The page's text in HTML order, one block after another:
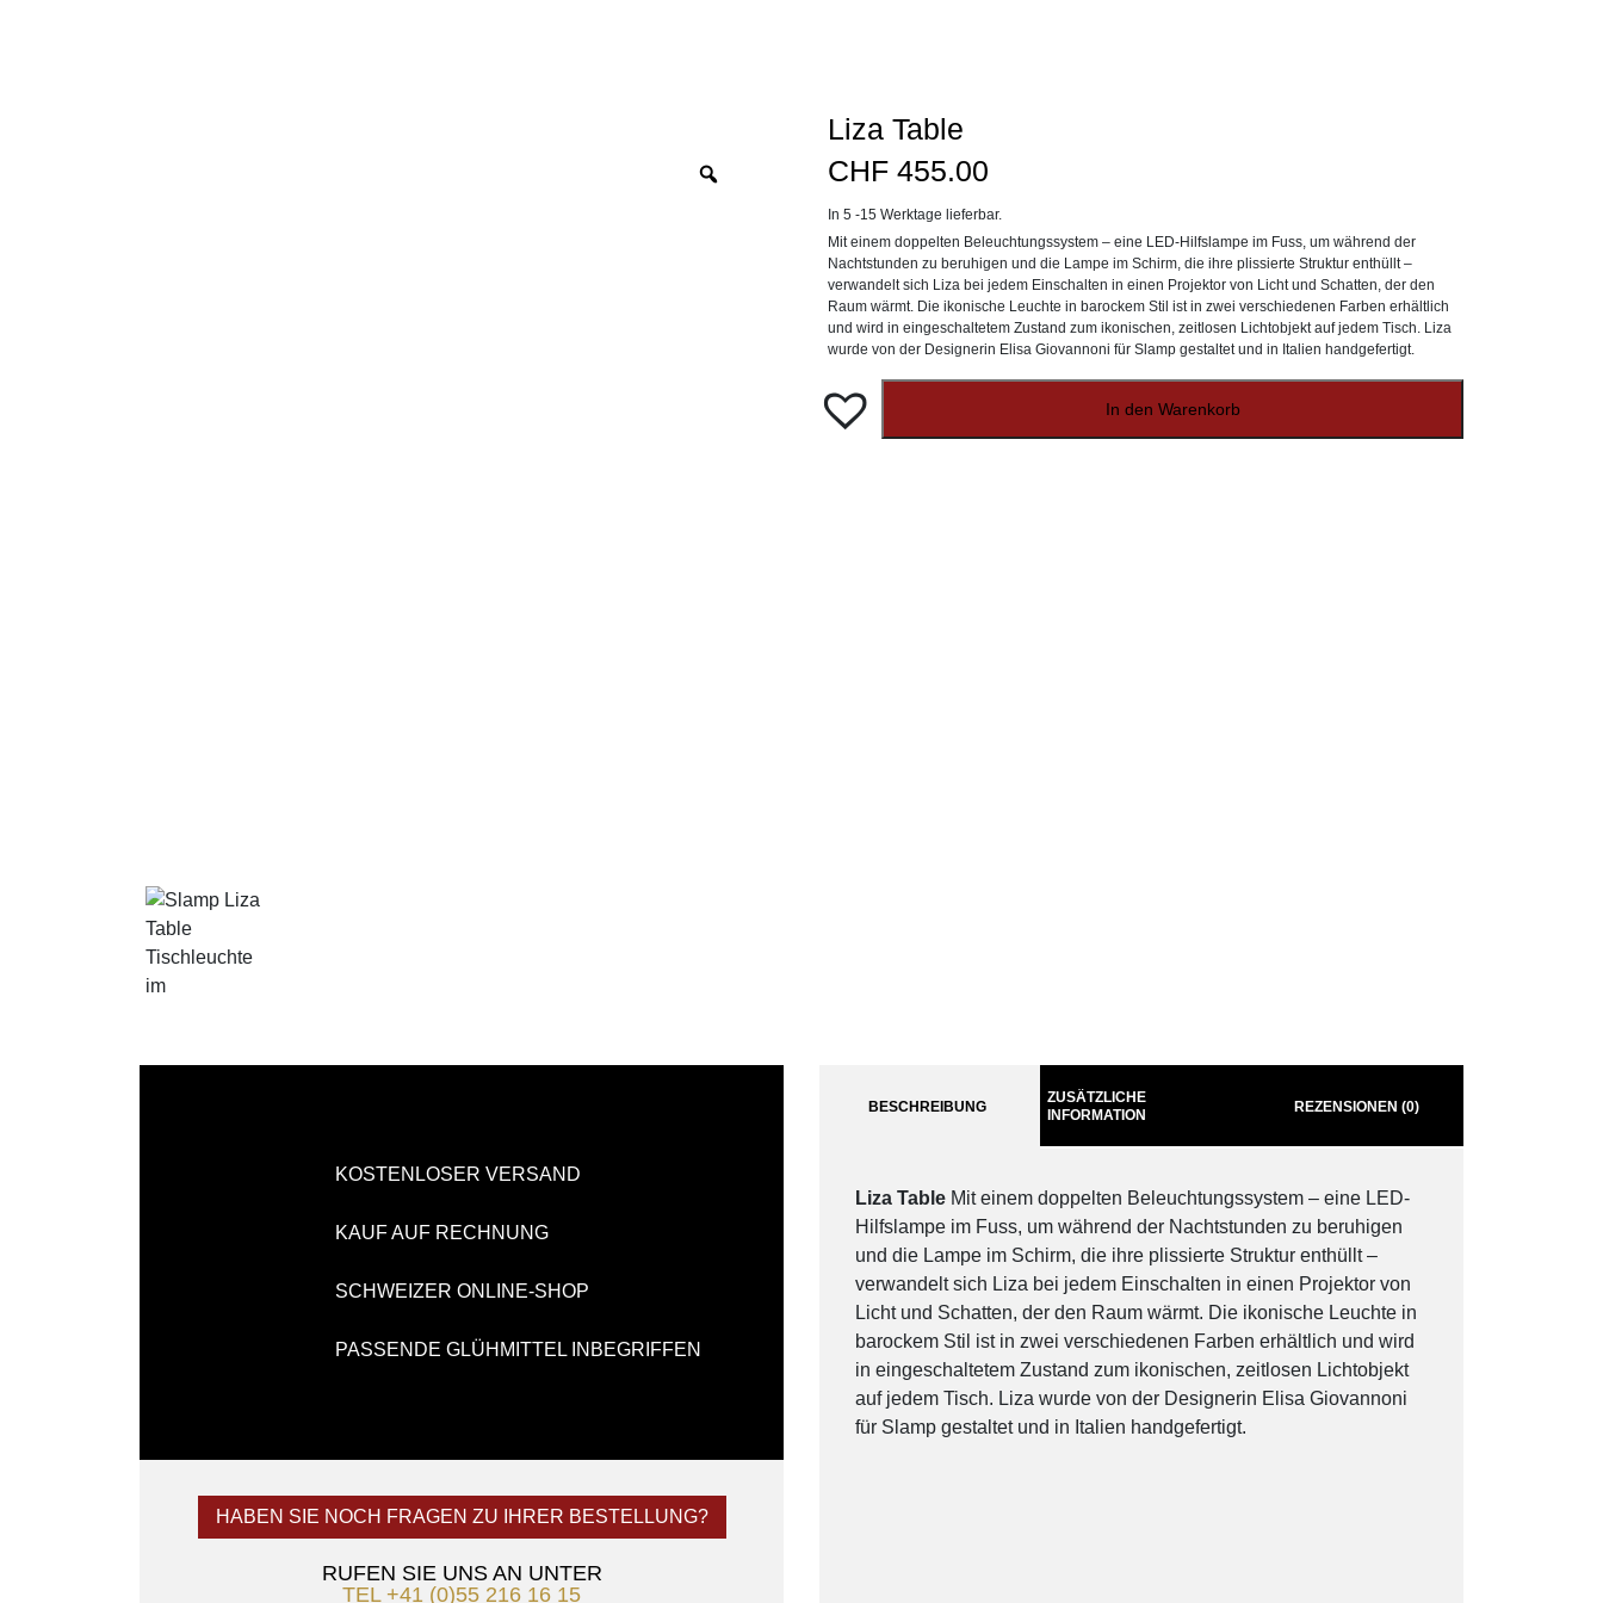
Liza Table
CHF 455.00
In 5 -15 Werktage lieferbar.
Mit einem doppelten Beleuchtungssystem – eine LED-Hilfslampe im Fuss, um während der
Nachtstunden zu beruhigen und die Lampe im Schirm, die ihre plissierte Struktur enthüllt –
verwandelt sich Liza bei jedem Einschalten in einen Projektor von Licht und Schatten, der den
Raum wärmt. Die ikonische Leuchte in barockem Stil ist in zwei verschiedenen Farben erhältlich
und wird in eingeschaltetem Zustand zum ikonischen, zeitlosen Lichtobjekt auf jedem Tisch. Liza
wurde von der Designerin Elisa Giovannoni für Slamp gestaltet und in Italien handgefertigt.
In den Warenkorb
KOSTENLOSER VERSAND
KAUF AUF RECHNUNG
SCHWEIZER ONLINE-SHOP
PASSENDE GLÜHMITTEL INBEGRIFFEN
HABEN SIE NOCH FRAGEN ZU IHRER BESTELLUNG?
RUFEN SIE UNS AN UNTER
TEL +41 (0)55 216 16 15
BESCHREIBUNG
ZUSÄTZLICHE
INFORMATION
REZENSIONEN (0)
Liza Table Mit einem doppelten Beleuchtungssystem – eine LED-
Hilfslampe im Fuss, um während der Nachtstunden zu beruhigen
und die Lampe im Schirm, die ihre plissierte Struktur enthüllt –
verwandelt sich Liza bei jedem Einschalten in einen Projektor von
Licht und Schatten, der den Raum wärmt. Die ikonische Leuchte in
barockem Stil ist in zwei verschiedenen Farben erhältlich und wird
in eingeschaltetem Zustand zum ikonischen, zeitlosen Lichtobjekt
auf jedem Tisch. Liza wurde von der Designerin Elisa Giovannoni
für Slamp gestaltet und in Italien handgefertigt.